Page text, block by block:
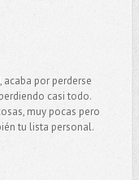
acaba por perderse
casi todo.
muy pocas pero
tu lista personal.